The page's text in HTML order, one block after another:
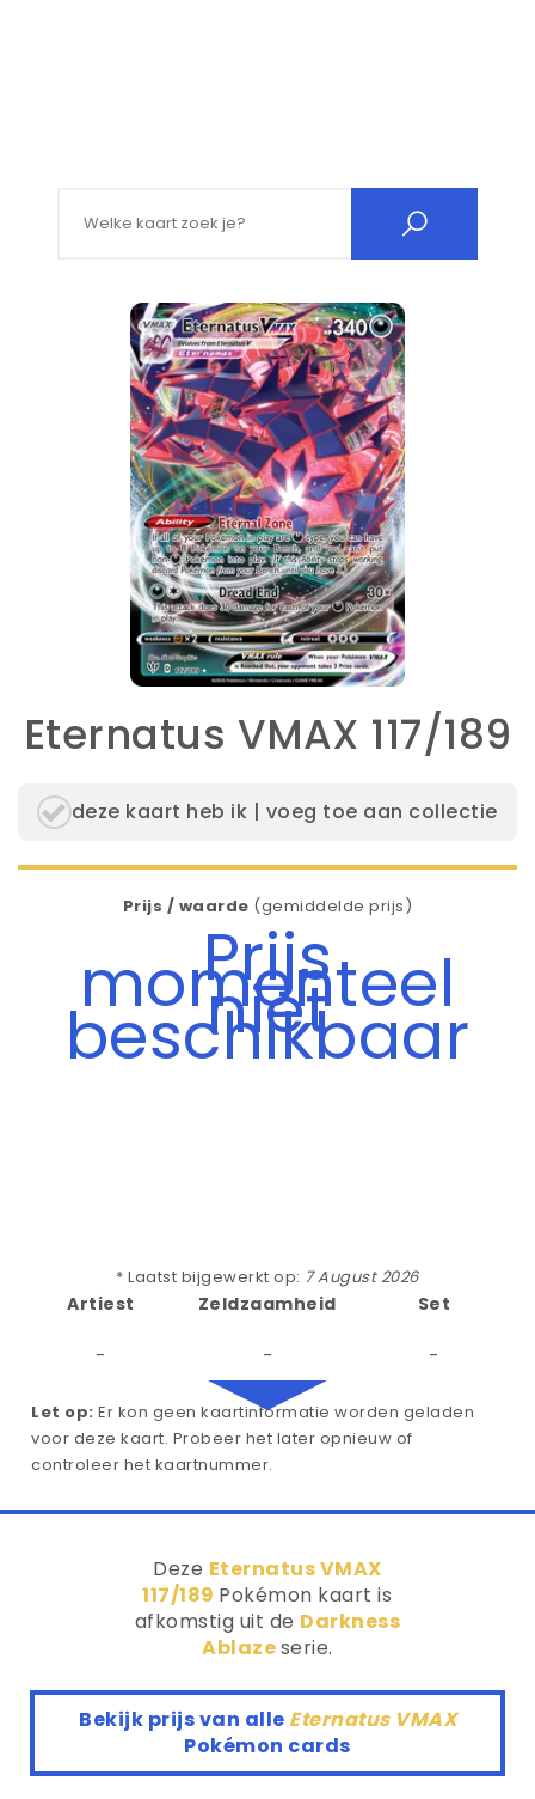
Eternatus VMAX 117/189
deze kaart heb ik | voeg toe aan collectie
Prijs / waarde (gemiddelde prijs)
Prijs
momenteel
niet
beschikbaar
* Laatst bijgewerkt op: 7 August 2026
Artiest
-
Zeldzaamheid
-
Set
-
Let op: Er kon geen kaartinformatie worden geladen
voor deze kaart. Probeer het later opnieuw of
controleer het kaartnummer.
Deze Eternatus VMAX
117/189 Pokémon kaart is
afkomstig uit de Darkness
Ablazeserie.
Bekijk prijs van alle Eternatus VMAX
Pokémon cards